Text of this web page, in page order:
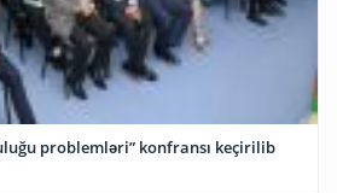
problemləri” konfransı keçirilib